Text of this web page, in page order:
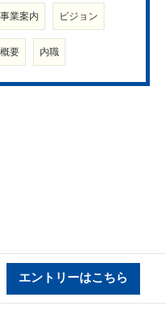
事業案内 ビジョン
要 内職
エントリーはこちら